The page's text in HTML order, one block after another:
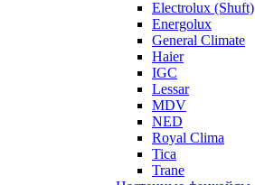
Electrolux (Shuft)
Energolux
General Climate
Haier
IGC
Lessar
MDV
NED
Royal Clima
Tica
Trane